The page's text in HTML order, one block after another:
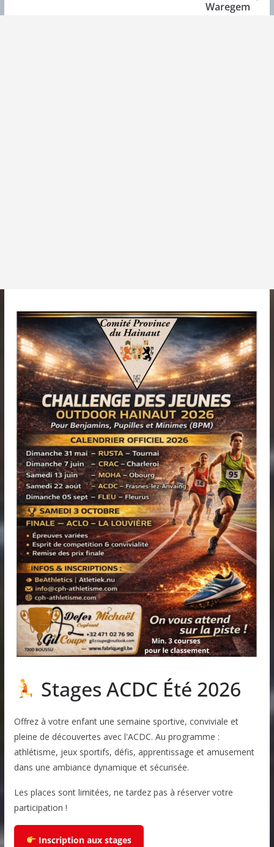
Waregem
Stages ACDC Été 2026
Offrez à votre enfant une semaine sportive, conviviale et
pleine de découvertes avec l'ACDC. Au programme :
athlétisme, jeux sportifs, défis, apprentissage et amusement
dans une ambiance dynamique et sécurisée.
Les places sont limitées, ne tardez pas à réserver votre
participation !
Inscription aux stages